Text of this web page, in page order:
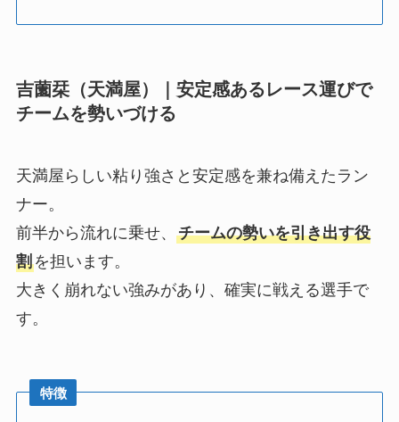
吉薗栞（天満屋）｜安定感あるレース運びで
チームを勢いづける
天満屋らしい粘り強さと安定感を兼ね備えたラン
ナー。
前半から流れに乗せ、 チームの勢いを引き出す役
割を担います。
大きく崩れない強みがあり、確実に戦える選手で
す。
特徴